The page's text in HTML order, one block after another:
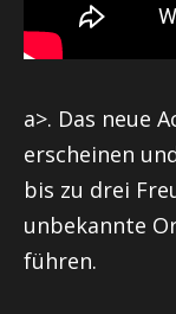
a>. Das neue
erscheinen
bis zu drei
unbekannte
führen.